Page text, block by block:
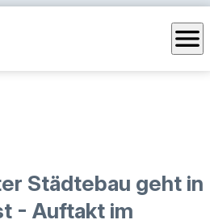
menu
Städtebau geht in
- Auftakt im